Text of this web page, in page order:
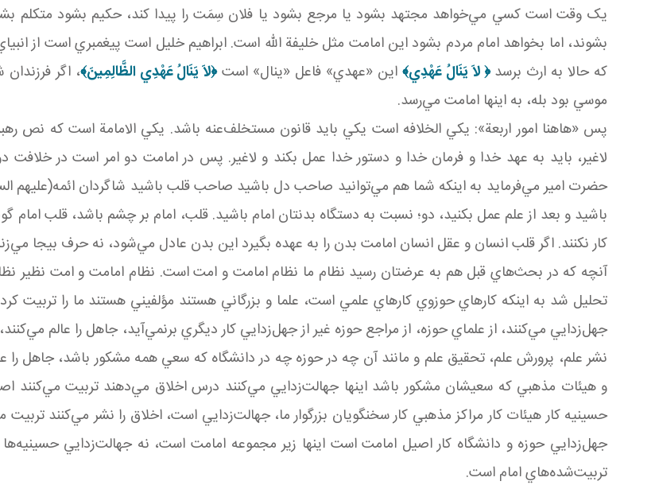
يک وقت است کسي مي‌خواهد مجتهد بشود يا مرجع بشود يا فلان سِمَت را پيدا کند، حکيم بشود متکلم
بشوند، اما بخواهد امام مردم بشود اين امامت مثل خليفة الله است. ابراهيم خليل است پيغمبري است از
که حالا به ارث برسد﴿لاَ يَنَالُ عَهْدِي﴾ اين «عهدي» فاعل «ينال» است﴿لاَ يَنَالُ عَهْدِي الظَّالِمِينَ﴾، اگر
موسي بود بله، به اينها امامت مي‌رسد.
پس «هاهنا امور اربعة»: يکي الخلافه است يکي بايد قانون مستخلف‌عنه باشد. يکي الامامة است که نص
لاغير، بايد به عهد خدا و فرمان خدا و دستور خدا عمل بکند و لاغير. پس در امامت دو امر است در خلافت
حضرت امير مي‌فرمايد به اينکه شما هم مي‌توانيد صاحب دل باشيد صاحب قلب باشيد شاگردان ائمه(عليهم
باشيد و بعد از علم عمل بکنيد، دو؛ نسبت به دستگاه بدنتان امام باشيد. قلب، امام بر چشم باشد، قلب
کار نکنند. اگر قلب انسان و عقل انسان امامت بدن را به عهده بگيرد اين بدن عادل مي‌شود، نه حرف بيجا
آنچه که در بحث‌هاي قبل هم به عرضتان رسيد نظام ما نظام امامت و امت است. نظام امامت و امت نظير
تحليل شد به اينکه کارهاي حوزوي کارهاي علمي است، علما و بزرگاني هستند مؤلفيني هستند ما را تربيت
جهل‌زدايي مي‌کنند، از علماي حوزه، از مراجع حوزه غير از جهل‌زدايي کار ديگري برنمي‌آيد، جاهل را عالم
نشر علم، پرورش علم، تحقيق علم و مانند آن چه در حوزه چه در دانشگاه که سعي همه مشکور باشد، جاهل
و هيئات مذهبي که سعيشان مشکور باشد اينها جهالت‌زدايي مي‌کنند درس اخلاق مي‌دهند تربيت
حسينيه کار هيئات کار مراکز مذهبي کار سخنگويان بزرگوار ما، جهالت‌زدايي است، اخلاق را نشر مي‌کنند
جهل‌زدايي حوزه و دانشگاه کار اصيل امامت است اينها زير مجموعه امامت است، نه جهالت‌زدايي
تربيت‌شده‌هاي امام است.